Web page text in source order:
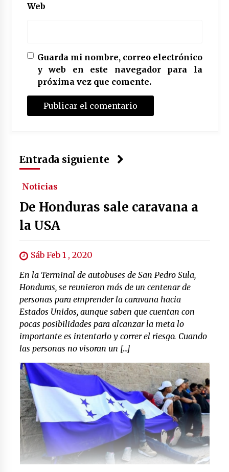
Web
Guarda mi nombre, correo electrónico
y web en este navegador para la
próxima vez que comente.
Entrada siguiente
Noticias
De Honduras sale caravana a
la USA
Sáb Feb 1 , 2020
En la Terminal de autobuses de San Pedro Sula,
Honduras, se reunieron más de un centenar de
personas para emprender la caravana hacia
Estados Unidos, aunque saben que cuentan con
pocas posibilidades para alcanzar la meta lo
importante es intentarlo y correr el riesgo. Cuando
las personas no visoran un […]